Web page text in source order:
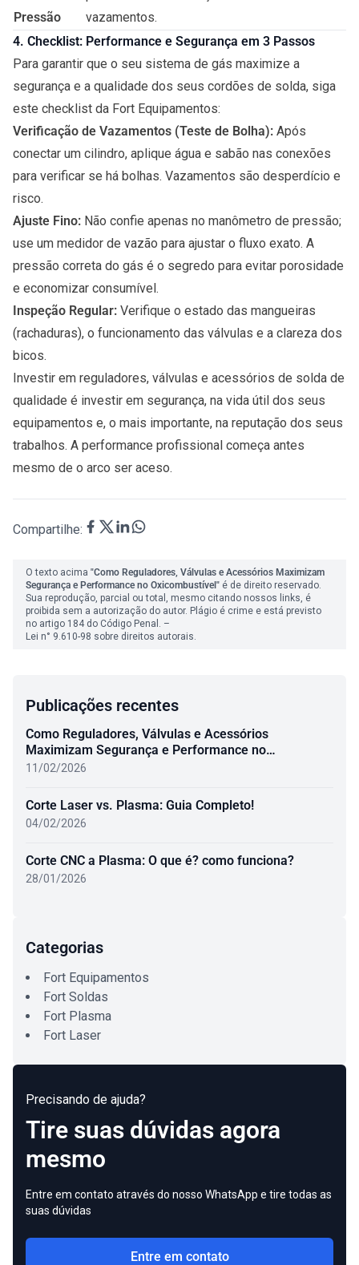
Pressão
vazamentos.
4. Checklist: Performance e Segurança em 3 Passos
Para garantir que o seu sistema de gás maximize a
segurança e a qualidade dos seus cordões de solda, siga
este checklist da Fort Equipamentos:
Verificação de Vazamentos (Teste de Bolha): Após
conectar um cilindro, aplique água e sabão nas conexões
para verificar se há bolhas. Vazamentos são desperdício e
risco.
Ajuste Fino: Não confie apenas no manômetro de pressão;
use um medidor de vazão para ajustar o fluxo exato. A
pressão correta do gás é o segredo para evitar porosidade
e economizar consumível.
Inspeção Regular: Verifique o estado das mangueiras
(rachaduras), o funcionamento das válvulas e a clareza dos
bicos.
Investir em reguladores, válvulas e acessórios de solda de
qualidade é investir em segurança, na vida útil dos seus
equipamentos e, o mais importante, na reputação dos seus
trabalhos. A performance profissional começa antes
mesmo de o arco ser aceso.
Compartilhe:
O texto acima "Como Reguladores, Válvulas e Acessórios Maximizam
Segurança e Performance no Oxicombustível" é de direito reservado.
Sua reprodução, parcial ou total, mesmo citando nossos links, é
proibida sem a autorização do autor. Plágio é crime e está previsto
no artigo 184 do Código Penal. –
Lei n° 9.610-98 sobre direitos autorais.
Publicações recentes
Como Reguladores, Válvulas e Acessórios
Maximizam Segurança e Performance no
Oxicombustível
11/02/2026
Corte Laser vs. Plasma: Guia Completo!
04/02/2026
Corte CNC a Plasma: O que é? como funciona?
28/01/2026
Categorias
Fort Equipamentos
Fort Soldas
Fort Plasma
Fort Laser
Precisando de ajuda?
Tire suas dúvidas agora
mesmo
Entre em contato através do nosso WhatsApp e tire todas as
suas dúvidas
Entre em contato